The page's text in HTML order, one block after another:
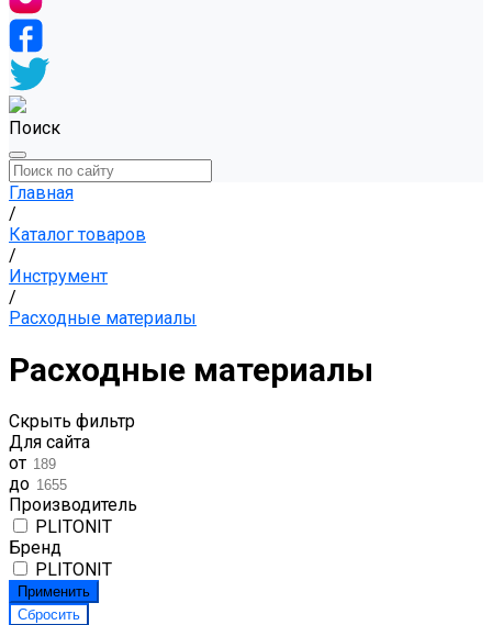
Поиск
Главная
/
Каталог товаров
/
Инструмент
/
Расходные материалы
Расходные материалы
Скрыть фильтр
Для сайта
от
до
Производитель
PLITONIT
Бренд
PLITONIT